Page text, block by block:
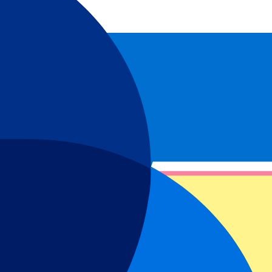
Fußballvereins (Pío-Pío) auf Ihrer Liste stehen! Genießen Sie
wurden? Mit einer neuen Mannschaft versucht der Verein